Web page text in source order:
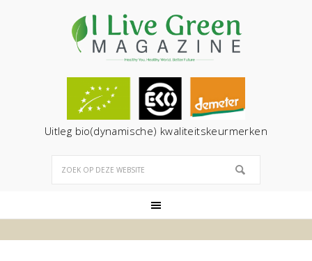
Uitleg bio(dynamische) kwaliteitskeurmerken